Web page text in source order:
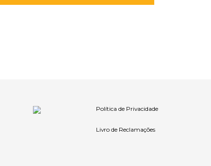
Política de Privacidade
Livro de Reclamações